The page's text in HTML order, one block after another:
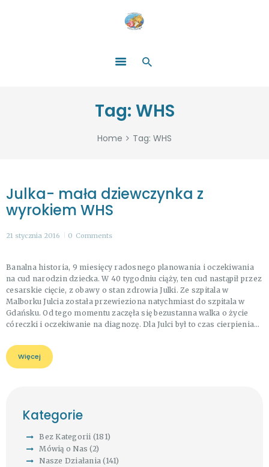
Tag: WHS
Home Tag: WHS
ZOSTAŃ DARCZYŃCĄ!
WYDARZENIA
PARTNERZY
Julka- mała dziewczynka z
wyrokiem WHS
21 stycznia 2016 0 Comments
Banalna historia, 9 miesięcy radosnego planowania i oczekiwania
na cud narodzin dziecka. W 40 tygodniu ciąży, ten cud nastąpił przez
cesarskie cięcie, z obawy o stan zdrowia Julki. Ze szpitala w
Malborku Julcia została przewieziona natychmiast do szpitala w
Gdańsku. Od tego momentu zaczęła się bezustanna walka o życie
córeczki i oczekiwanie na diagnozę. Dla Julci był to czas cierpienia…
Więcej
Kategorie
Bez Kategorii (181)
Mówią o Nas (2)
Nasze Działania (141)